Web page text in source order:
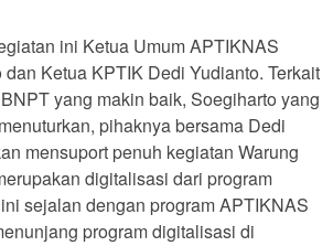
ini Ketua Umum APTIKNAS
Ketua KPTIK Dedi Yudianto. Terkait
yang makin baik, Soegiharto yang
pihaknya bersama Dedi
mensuport penuh kegiatan Warung
digitalisasi dari program
sejalan dengan program APTIKNAS
program digitalisasi di